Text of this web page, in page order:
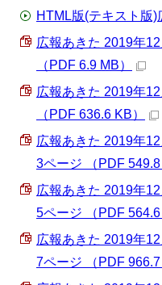
HTML版(テキスト版)
広報あきた 2019年
（PDF 6.9 MB）
広報あきた 2019年
（PDF 636.6 KB）
広報あきた 2019年
3ページ （PDF 549.8
広報あきた 2019年
5ページ （PDF 564.6
広報あきた 2019年
7ページ （PDF 966.7